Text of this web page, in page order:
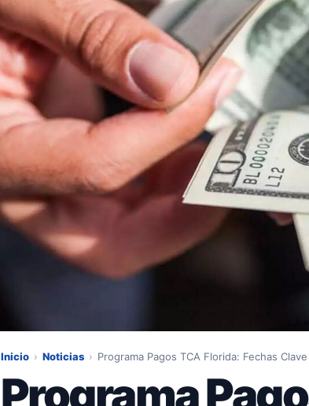
Inicio › Noticias › Programa Pagos TCA Florida: Fechas
Programa